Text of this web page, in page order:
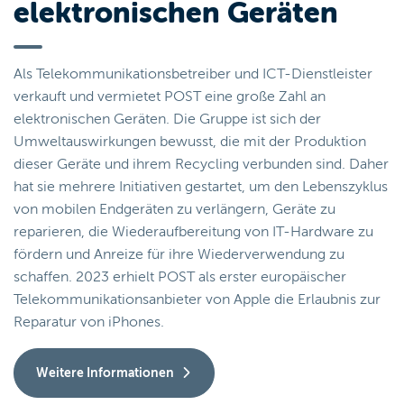
elektronischen Geräten
Als Telekommunikationsbetreiber und ICT-Dienstleister
verkauft und vermietet POST eine große Zahl an
elektronischen Geräten. Die Gruppe ist sich der
Umweltauswirkungen bewusst, die mit der Produktion
dieser Geräte und ihrem Recycling verbunden sind. Daher
hat sie mehrere Initiativen gestartet, um den Lebenszyklus
von mobilen Endgeräten zu verlängern, Geräte zu
reparieren, die Wiederaufbereitung von IT-Hardware zu
fördern und Anreize für ihre Wiederverwendung zu
schaffen. 2023 erhielt POST als erster europäischer
Telekommunikationsanbieter von Apple die Erlaubnis zur
Reparatur von iPhones.
Weitere Informationen